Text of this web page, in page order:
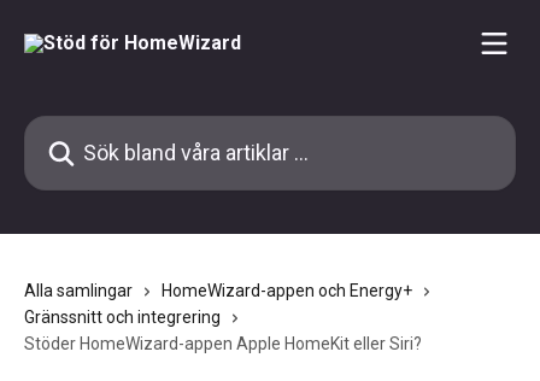
Sök bland våra artiklar …
Alla samlingar
HomeWizard-appen och Energy+
Gränssnitt och integrering
Stöder HomeWizard-appen Apple HomeKit eller Siri?